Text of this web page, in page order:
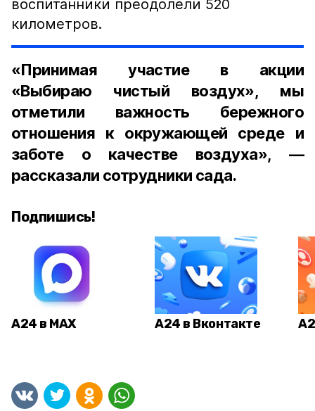
воспитанники преодолели 520
километров.
«Принимая участие в акции
«Выбираю чистый воздух», мы
отметили важность бережного
отношения к окружающей среде и
заботе о качестве воздуха», —
рассказали сотрудники сада.
Подпишись!
А24 в MAX А24 в Вконтакте